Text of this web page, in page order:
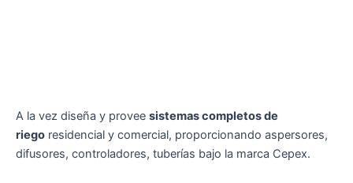
A la vez diseña y provee sistemas completos de
riego residencial y comercial, proporcionando aspersores,
difusores, controladores, tuberías bajo la marca Cepex.